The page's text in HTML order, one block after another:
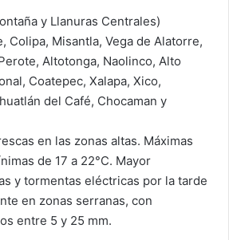
y Llanuras Centrales)
Colipa, Misantla, Vega de Alatorre,
Altotonga, Naolinco, Alto
Coatepec, Xalapa, Xico,
del Café, Chocaman y
en las zonas altas. Máximas
de 17 a 22°C. Mayor
y tormentas eléctricas por la tarde
en zonas serranas, con
entre 5 y 25 mm.